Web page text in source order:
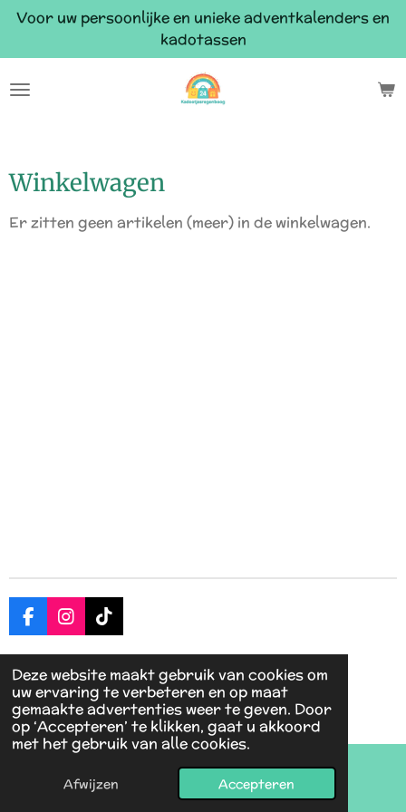
Deze website maakt gebruik van cookies om
uw ervaring te verbeteren en op maat
gemaakte advertenties weer te geven. Door
op ‘Accepteren’ te klikken, gaat u akkoord
met het gebruik van alle cookies.
Afwijzen Accepteren
Ga
naar
de
Voor uw persoonlijke en unieke adventkalenders en
kadotassen
Winkelwagen
Er zitten geen artikelen (meer) in de winkelwagen.
F
a
c
e
b
o
o
k
I
n
s
t
a
g
r
a
T
i
k
T
o
k
Deel Share Delen
© 2025 - 2026 kadootjesregenboog
Powered byJouwWeb
E-mailadres